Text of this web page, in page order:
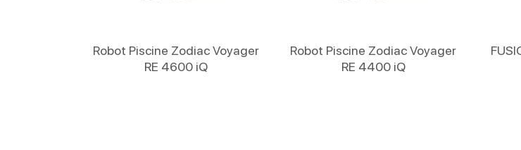
Robot Piscine Zodiac Voyager
RE 4600 iQ
Robot Piscine Zodiac Voyager
RE 4400 iQ